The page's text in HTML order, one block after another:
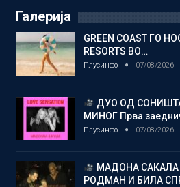
Галерија
GREEN COAST ГО
RESORTS ВО…
Плусинфо 07/08/2026
ДУО ОД
МИНОГ Прва
Плусинфо 07/08/2026
МАДОНА
РОДМАН И БИЛА